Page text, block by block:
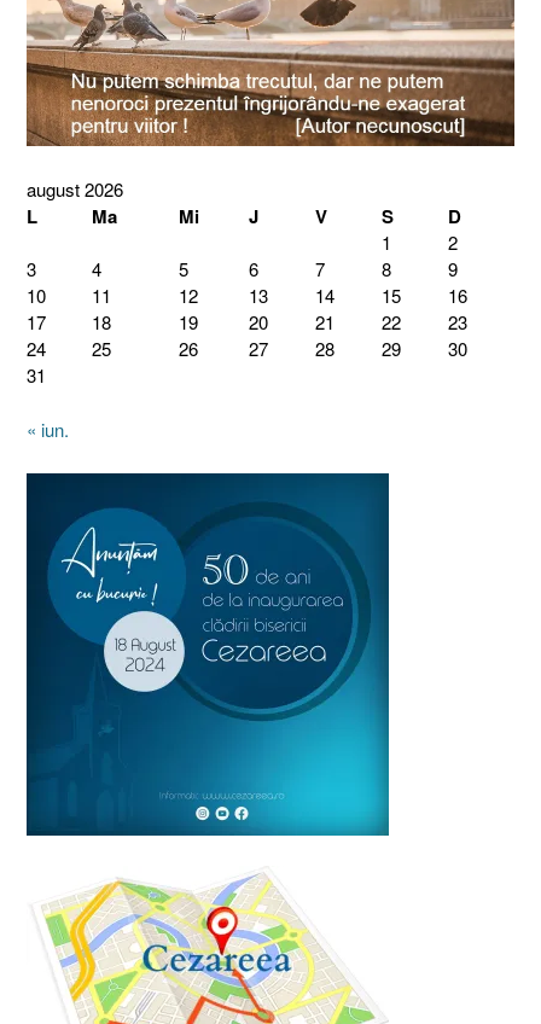
august 2026
L Ma Mi J V S D
1
2
3
4 5 6 7 8
9
10
11 12 13 14 15
16
17
18 19 20 21 22
23
24
25 26 27 28 29
30
31
« iun.